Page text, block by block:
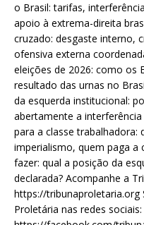
o Brasil: tarifas,
apoio à extrema-direita
cruzado: desgaste interno,
ofensiva externa
eleições de 2026: como os
resultado das urnas no
da esquerda institucional:
abertamente a
para a classe trabalhadora:
imperialismo, quem paga a
fazer: qual a posição da
declarada? Acompanhe a
https://tribunaproletaria.org
Proletária nas redes